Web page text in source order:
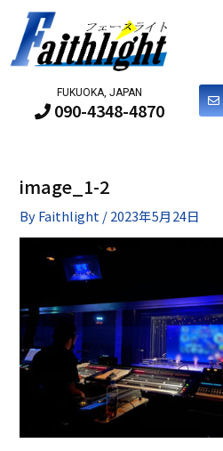
FUKUOKA, JAPAN
090-4348-4870
image_1-2
ByFaithlight /2023年5月24日